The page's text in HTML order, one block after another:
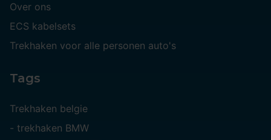
Over ons
ECS kabelsets
Trekhaken voor alle personen auto's
Tags
Trekhaken belgie
- trekhaken BMW